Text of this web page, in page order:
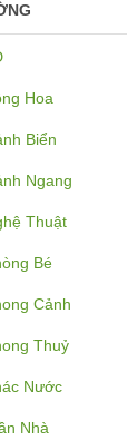
Hoa
Biển
Ngang
Thuật
Bé
Cảnh
Thuỷ
Nước
Nhà